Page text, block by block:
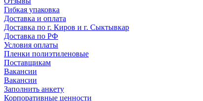
Гибкая упаковка
Доставка и оплата
Доставка по г. Киров и г. Сыктывкар
Доставка по РФ
Условия оплаты
Пленки полиэтиленовые
Поставщикам
Вакансии
Вакансии
Заполнить анкету
Корпоративные ценности